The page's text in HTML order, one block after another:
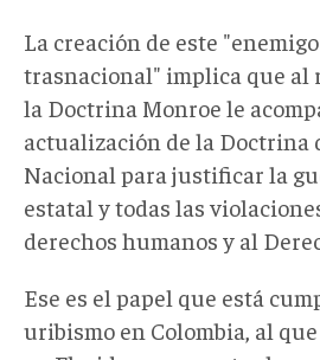
La creación de este
trasnacional" implica que al
la Doctrina Monroe le
actualización de la Doctrina
Nacional para justificar la
estatal y todas las
derechos humanos y al
Ese es el papel que está
uribismo en Colombia, al